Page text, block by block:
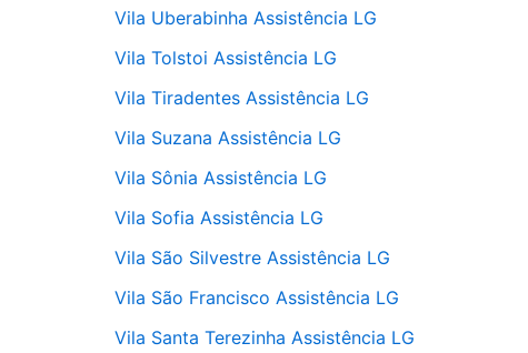
Vila Uberabinha Assistência LG
Vila Tolstoi Assistência LG
Vila Tiradentes Assistência LG
Vila Suzana Assistência LG
Vila Sônia Assistência LG
Vila Sofia Assistência LG
Vila São Silvestre Assistência LG
Vila São Francisco Assistência LG
Vila Santa Terezinha Assistência LG